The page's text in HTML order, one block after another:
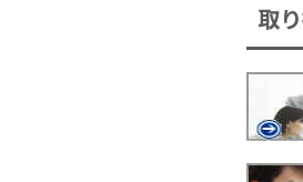
取